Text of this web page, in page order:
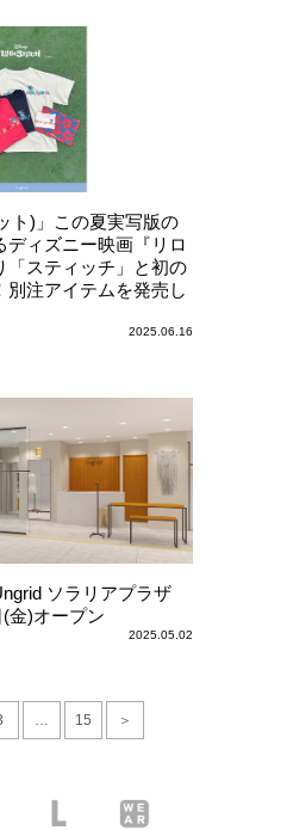
ト)」この夏実写版の
ディズニー映画『リロ
「スティッチ」と初の
別注アイテムを発売し
2025.06.16
ソラリアプラザ
金)オープン
2025.05.02
15 ＞